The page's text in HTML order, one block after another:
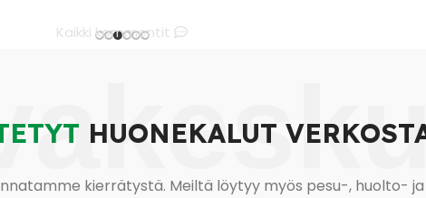
Kaikki kommentit
HUONEKALUT
kierrätystä. Meiltä löytyy myös pesu-, huolto-